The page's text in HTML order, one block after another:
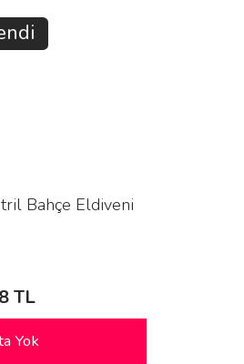
Bahçe Eldiveni
TL
Yok